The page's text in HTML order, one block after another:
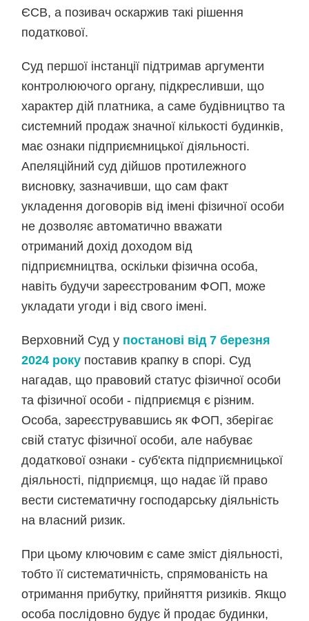
ЄСВ, а позивач оскаржив такі рішення
податкової.
Суд першої інстанції підтримав аргументи
контролюючого органу, підкресливши, що
характер дій платника, а саме будівництво та
системний продаж значної кількості будинків,
має ознаки підприємницької діяльності.
Апеляційний суд дійшов протилежного
висновку, зазначивши, що сам факт
укладення договорів від імені фізичної особи
не дозволяє автоматично вважати
отриманий дохід доходом від
підприємництва, оскільки фізична особа,
навіть будучи зареєстрованим ФОП, може
укладати угоди і від свого імені.
Верховний Суд у постанові від 7 березня
2024 року поставив крапку в спорі. Суд
нагадав, що правовий статус фізичної особи
та фізичної особи - підприємця є різним.
Особа, зареєструвавшись як ФОП, зберігає
свій статус фізичної особи, але набуває
додаткової ознаки - суб'єкта підприємницької
діяльності, підприємця, що надає їй право
вести систематичну господарську діяльність
на власний ризик.
При цьому ключовим є саме зміст діяльності,
тобто її систематичність, спрямованість на
отримання прибутку, прийняття ризиків. Якщо
особа послідовно будує й продає будинки,